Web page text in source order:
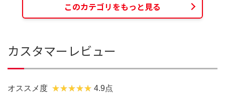
このカテゴリをもっと見る
カスタマーレビュー
オススメ度 4.9点